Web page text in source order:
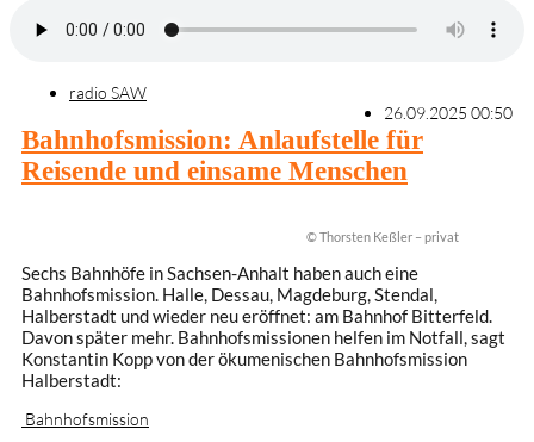
radio SAW
26.09.2025 00:50
Bahnhofsmission: Anlaufstelle für
Reisende und einsame Menschen
© Thorsten Keßler – privat
Sechs Bahnhöfe in Sachsen-Anhalt haben auch eine
Bahnhofsmission. Halle, Dessau, Magdeburg, Stendal,
Halberstadt und wieder neu eröffnet: am Bahnhof Bitterfeld.
Davon später mehr. Bahnhofsmissionen helfen im Notfall, sagt
Konstantin Kopp von der ökumenischen Bahnhofsmission
Halberstadt:
Bahnhofsmission